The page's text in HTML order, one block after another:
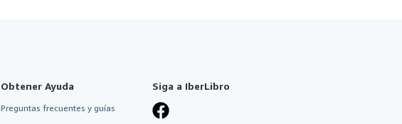
Obtener Ayuda
Preguntas frecuentes y guías
Siga a IberLibro